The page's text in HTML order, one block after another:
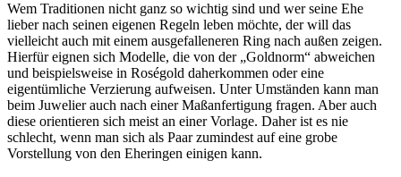
Wem Traditionen nicht ganz so wichtig sind und wer seine Ehe
lieber nach seinen eigenen Regeln leben möchte, der will das
vielleicht auch mit einem ausgefalleneren Ring nach außen zeigen.
Hierfür eignen sich Modelle, die von der „Goldnorm“ abweichen
und beispielsweise in Roségold daherkommen oder eine
eigentümliche Verzierung aufweisen. Unter Umständen kann man
beim Juwelier auch nach einer Maßanfertigung fragen. Aber auch
diese orientieren sich meist an einer Vorlage. Daher ist es nie
schlecht, wenn man sich als Paar zumindest auf eine grobe
Vorstellung von den Eheringen einigen kann.